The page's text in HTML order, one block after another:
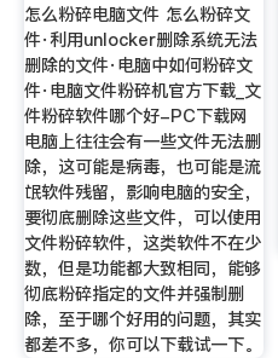
怎么粉碎电脑文件 怎么粉碎文
件·利用unlocker删除系统无法
删除的文件·电脑中如何粉碎文
件·电脑文件粉碎机官方下载_文
件粉碎软件哪个好-PC下载网
电脑上往往会有一些文件无法删
除，这可能是病毒，也可能是流
氓软件残留，影响电脑的安全，
要彻底删除这些文件，可以使用
文件粉碎软件，这类软件不在少
数，但是功能都大致相同，能够
彻底粉碎指定的文件并强制删
除，至于哪个好用的问题，其实
都差不多，你可以下载试一下。